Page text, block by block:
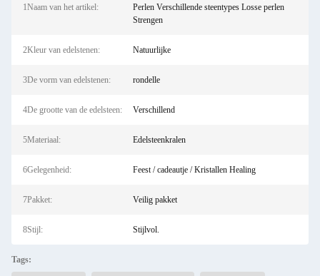
1Naam van het artikel:
Perlen Verschillende steentypes Losse perlen
Strengen
2Kleur van edelstenen: Natuurlijke
3De vorm van edelstenen: rondelle
4De grootte van de edelsteen: Verschillend
5Materiaal: Edelsteenkralen
6Gelegenheid: Feest / cadeautje / Kristallen Healing
7Pakket: Veilig pakket
8Stijl: Stijlvol.
Tags: